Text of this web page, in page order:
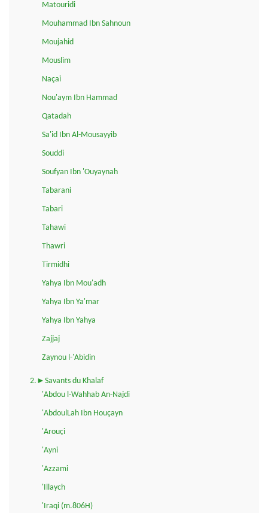
Matouridi
Mouhammad Ibn Sahnoun
Moujahid
Mouslim
Naçai
Nou'aym Ibn Hammad
Qatadah
Sa'id Ibn Al-Mousayyib
Souddi
Soufyan Ibn 'Ouyaynah
Tabarani
Tabari
Tahawi
Thawri
Tirmidhi
Yahya Ibn Mou'adh
Yahya Ibn Ya'mar
Yahya Ibn Yahya
Zajjaj
Zaynou l-'Abidin
2.►Savants du Khalaf
'Abdou l-Wahhab An-Najdi
'AbdoulLah Ibn Houçayn
'Arouçi
'Ayni
'Azzami
'Illaych
'Iraqi (m.806H)